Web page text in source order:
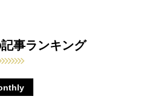
事ランキング